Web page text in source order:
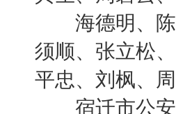
海德明、陈
须顺、张立松
平忠、刘枫、
宿迁市公安